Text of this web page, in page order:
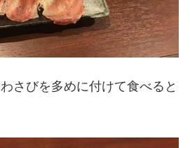
さびを多めに付けて食べると